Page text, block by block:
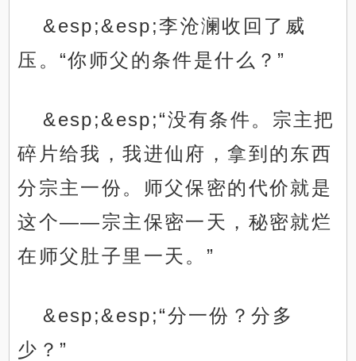
&esp;&esp;李沧澜收回了威
压。“你师父的条件是什么？”
&esp;&esp;“没有条件。宗主把
碎片给我，我进仙府，拿到的东西
分宗主一份。师父保密的代价就是
这个——宗主保密一天，秘密就烂
在师父肚子里一天。”
&esp;&esp;“分一份？分多
少？”